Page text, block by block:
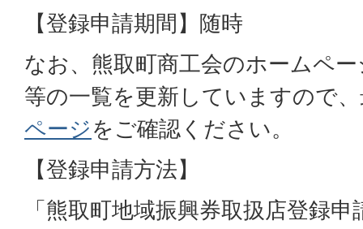
【登録申請期間】随時
なお、熊取町商工会のホームペ
等の一覧を更新していますので
ページをご確認ください。
【登録申請方法】
「熊取町地域振興券取扱店登録